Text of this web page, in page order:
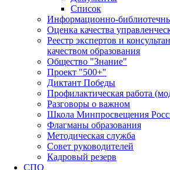
Список
Информационно-
Оценка качества
Реестр экспертов и
качеством образования
Общество "Знание"
Проект "500+"
Диктант Победы
Профилактическая работа
Разговоры о важном
Школа Минпросвещения
Флагманы образования
Методическая служба
Совет руководителей
Кадровый резерв
СПО